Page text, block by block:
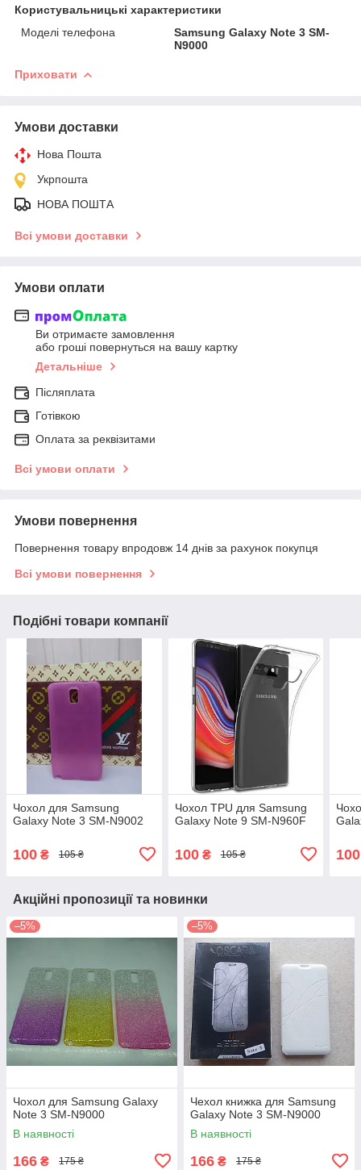
Користувальницькі характеристики
Моделі телефона
Samsung Galaxy Note 3 SM-
N9000
Приховати
Умови доставки
Нова Пошта
Укрпошта
НОВА ПОШТА
Всі умови доставки
Умови оплати
Ви отримаєте замовлення
або гроші повернуться на вашу картку
Детальніше
Післяплата
Готівкою
Оплата за реквізитами
Всі умови оплати
Умови повернення
Повернення товару впродовж 14 днів за рахунок покупця
Всі умови повернення
Подібні товари компанії
Чохол для Samsung
Galaxy Note 3 SM-N9002
100 ₴ 105 ₴
Чохол TPU для Samsung
Galaxy Note 9 SM-N960F
100₴ 105 ₴ 100
Акційні пропозиції та новинки
–5%
Чохол для Samsung Galaxy
Note 3 SM-N9000
В наявності
166 ₴ 175 ₴
–5%
Чехол книжка для Samsung
Galaxy Note 3 SM-N9000
В наявності
166 ₴ 175 ₴